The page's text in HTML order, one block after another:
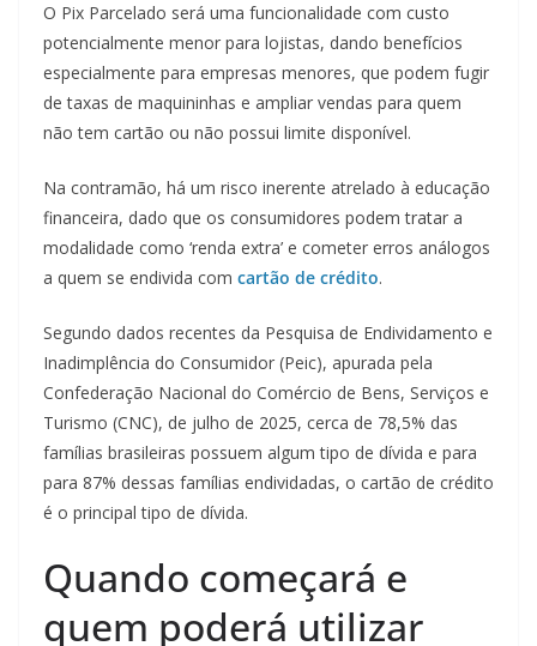
O Pix Parcelado será uma funcionalidade com custo
potencialmente menor para lojistas, dando benefícios
especialmente para empresas menores, que podem fugir
de taxas de maquininhas e ampliar vendas para quem
não tem cartão ou não possui limite disponível.
Na contramão, há um risco inerente atrelado à educação
financeira, dado que os consumidores podem tratar a
modalidade como ‘renda extra’ e cometer erros análogos
a quem se endivida com cartão de crédito.
Segundo dados recentes da Pesquisa de Endividamento e
Inadimplência do Consumidor (Peic), apurada pela
Confederação Nacional do Comércio de Bens, Serviços e
Turismo (CNC), de julho de 2025, cerca de 78,5% das
famílias brasileiras possuem algum tipo de dívida e para
para 87% dessas famílias endividadas, o cartão de crédito
é o principal tipo de dívida.
Quando começará e
quem poderá utilizar